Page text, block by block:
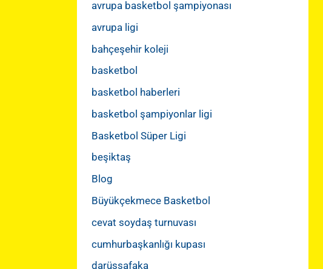
avrupa basketbol şampiyonası
avrupa ligi
bahçeşehir koleji
basketbol
basketbol haberleri
basketbol şampiyonlar ligi
Basketbol Süper Ligi
beşiktaş
Blog
Büyükçekmece Basketbol
cevat soydaş turnuvası
cumhurbaşkanlığı kupası
darüşşafaka